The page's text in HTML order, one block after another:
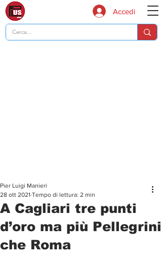
Accedi
A Cagliari tre punti
d’oro ma più Pellegrini
che Roma
Pier Luigi Manieri
28 ott 2021 Tempo di lettura: 2 min